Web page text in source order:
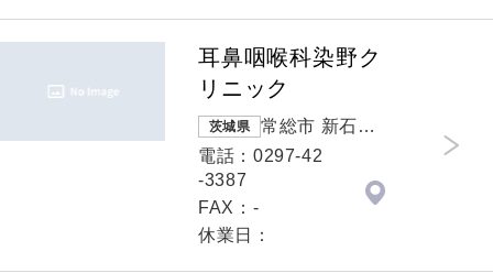
耳鼻咽喉科染野ク
リニック
茨城県
常総市 新石下3
473番地3
電話：0297-42
-3387
FAX：-
休業日：